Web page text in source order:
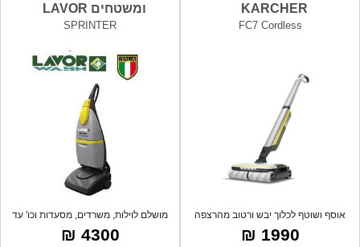
KARCHER
FC7 Cordless
אוסף ושוטף לכלוך יבש ורטוב מהרצפה
בפעולה
1990 ₪
ומשטחים LAVOR
SPRINTER
מושלם לוילות, משרדים, מסעדות וכו' עד
200
4300 ₪